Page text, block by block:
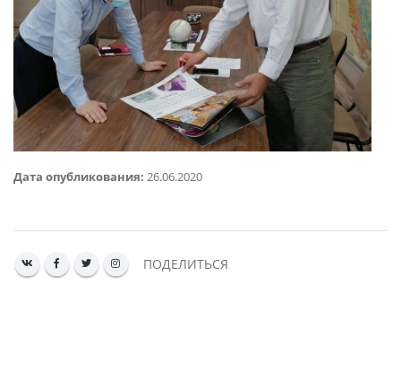
Дата опубликования: 26.06.2020
ПОДЕЛИТЬСЯ